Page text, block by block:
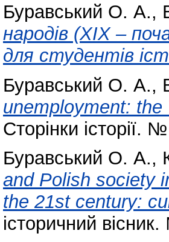
Буравський О. А.,
народів (XІХ –
для студентів
Буравський О. А.,
unemployment:
Сторінки
Буравський О. А.,
and Polish society
the 21st century:
історичний